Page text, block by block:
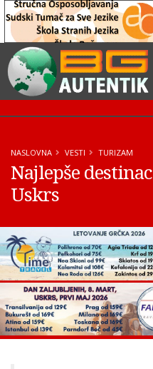
NASLOVNA VESTI TURIZAM
Najlepše
Uskrs